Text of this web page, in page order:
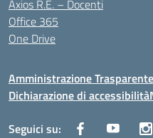
Axios R.E. – Docenti
Office 365
One Drive
Amministrazione Trasparente
Dichiarazione di accessibilità
Seguici su: